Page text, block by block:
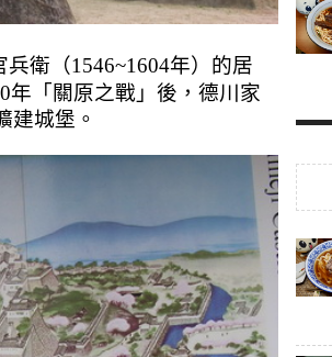
衛（1546~1604年）的居
年 「關原之戰」 後，德川家
建城堡。